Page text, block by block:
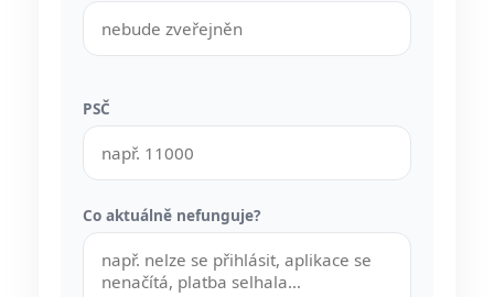
PSČ
Co aktuálně nefunguje?